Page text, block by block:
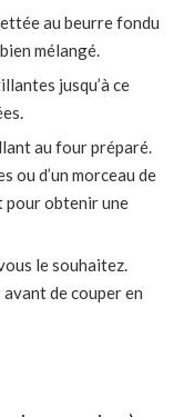
au beurre fondu
mélangé.
jusqu’à ce
au four préparé.
ou d’un morceau de
pour obtenir une
le souhaitez.
de couper en